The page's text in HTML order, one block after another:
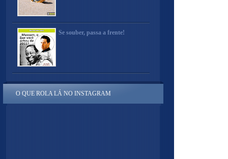
Se souber, passa a frente!
O QUE ROLA LÁ NO INSTAGRAM